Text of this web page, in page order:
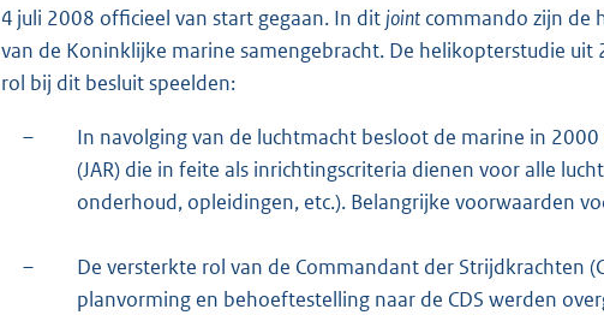
4 juli 2008 officieel van start gegaan. In dit joint commando zijn de
van de Koninklijke marine samengebracht. De helikopterstudie
rol bij dit besluit speelden:
– In navolging van de luchtmacht besloot de marine in
(JAR) die in feite als inrichtingscriteria dienen voor alle
onderhoud, opleidingen, etc.). Belangrijke voorwaarden
–
De versterkte rol van de Commandant der Strijdkrachten
planvorming en behoeftestelling naar de CDS werden